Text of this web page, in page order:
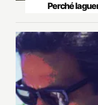
Perché la